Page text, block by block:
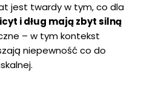
jest twardy w tym, co dla
i dług mają zbyt silną
– w tym kontekst
niepewność co do